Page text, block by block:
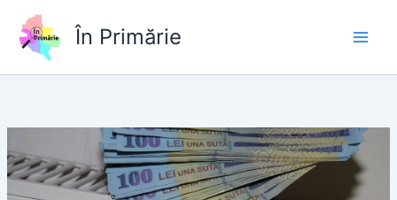
content
În Primărie